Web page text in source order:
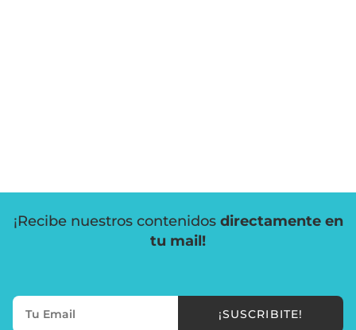
¡Recibe nuestros contenidos directamente en
tu mail!
¡SUSCRIBITE!